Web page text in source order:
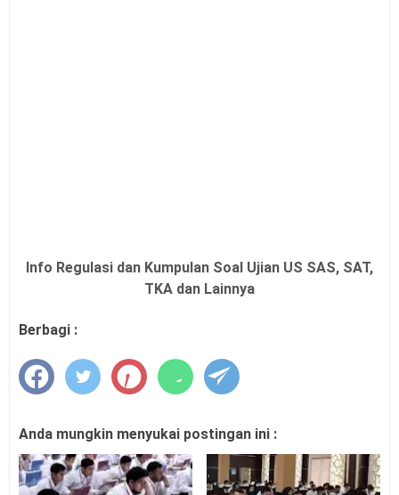
Info Regulasi dan Kumpulan Soal Ujian US SAS, SAT,
TKA dan Lainnya
Berbagi :
Anda mungkin menyukai postingan ini :